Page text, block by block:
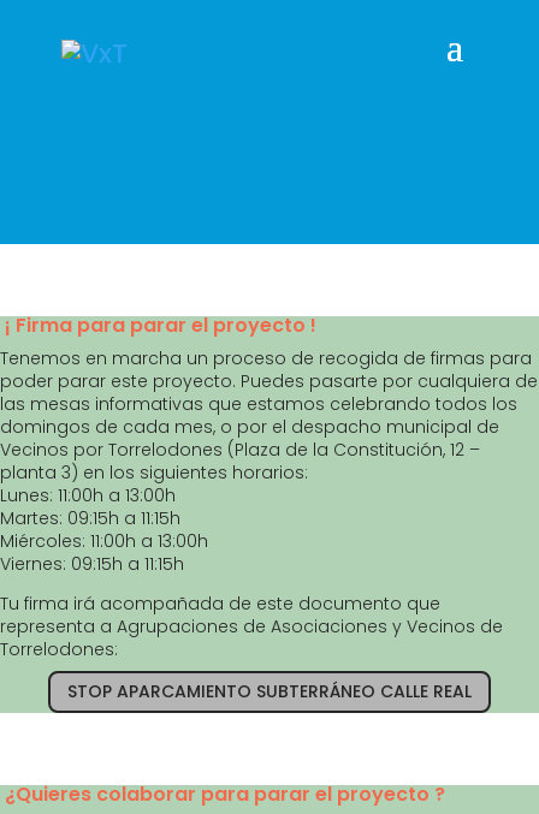
¡ Firma para parar el proyecto !
Tenemos en marcha un proceso de recogida de firmas para
poder parar este proyecto. Puedes pasarte por cualquiera de
las mesas informativas que estamos celebrando todos los
domingos de cada mes, o por el despacho municipal de
Vecinos por Torrelodones (Plaza de la Constitución, 12 –
planta 3) en los siguientes horarios:
Lunes: 11:00h a 13:00h
Martes: 09:15h a 11:15h
Miércoles: 11:00h a 13:00h
Viernes: 09:15h a 11:15h
Tu firma irá acompañada de este documento que
representa a Agrupaciones de Asociaciones y Vecinos de
Torrelodones:
STOP APARCAMIENTO SUBTERRÁNEO CALLE REAL
¿Quieres colaborar para parar el proyecto ?